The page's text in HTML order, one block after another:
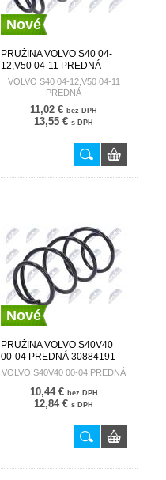
Nové
PRUŽINA VOLVO S40 04-
12,V50 04-11 PREDNÁ
30666205
VOLVO S40 04-12,V50 04-11
PREDNÁ
11,02 € bez DPH
13,55 € s DPH
Nové
PRUŽINA VOLVO S40V40
00-04 PREDNÁ 30884191
VOLVO S40V40 00-04 PREDNÁ
10,44 € bez DPH
12,84 € s DPH